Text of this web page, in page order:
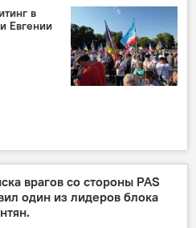
в
Евгении
врагов со стороны PAS
один из лидеров блока